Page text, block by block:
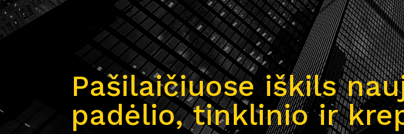
Pašilaičiuose iškils
padėlio, tinklinio ir